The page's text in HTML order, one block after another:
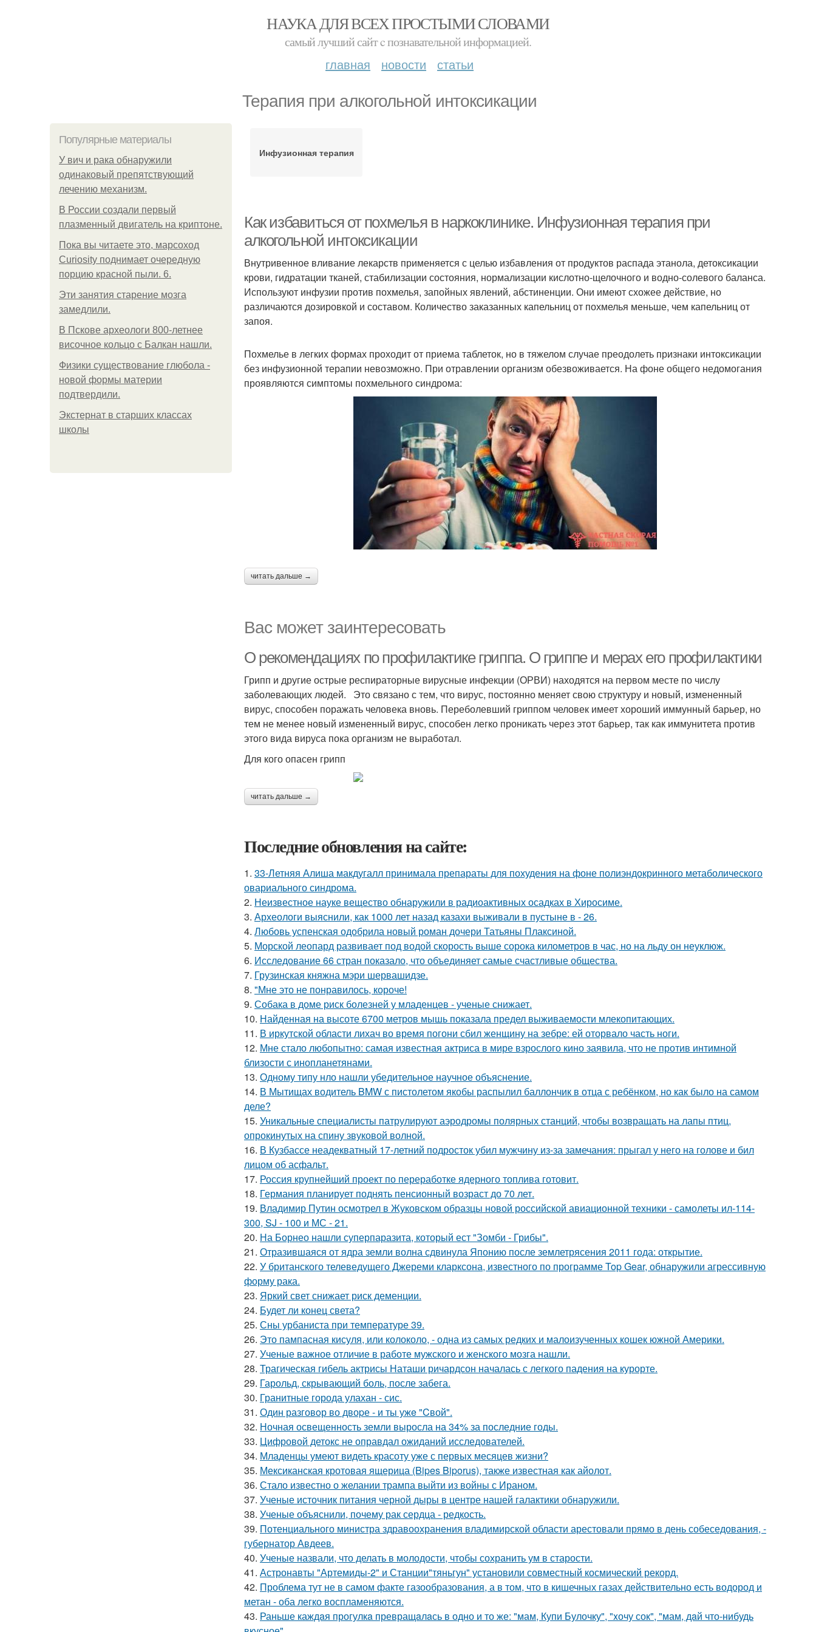
НАУКА ДЛЯ ВСЕХ ПРОСТЫМИ СЛОВАМИ
самый лучший сайт c познавательной информацией.
главная новости статьи
Терапия при алкогольной интоксикации
Популярные материалы
У вич и рака обнаружили
одинаковый препятствующий
лечению механизм.
В России создали первый
плазменный двигатель на криптоне.
Пока вы читаете это, марсоход
Curiosity поднимает очередную
порцию красной пыли. 6.
Эти занятия старение мозга
замедлили.
В Пскове археологи 800-летнее
височное кольцо с Балкан нашли.
Физики существование глюбола -
новой формы материи
подтвердили.
Экстернат в старших классах
школы
Инфузионная терапия
Как избавиться от похмелья в наркоклинике. Инфузионная терапия при
алкогольной интоксикации
Внутривенное вливание лекарств применяется с целью избавления от продуктов распада этанола, детоксикации
крови, гидратации тканей, стабилизации состояния, нормализации кислотно-щелочного и водно-солевого баланса.
Используют инфузии против похмелья, запойных явлений, абстиненции. Они имеют схожее действие, но
различаются дозировкой и составом. Количество заказанных капельниц от похмелья меньше, чем капельниц от
запоя.
Похмелье в легких формах проходит от приема таблеток, но в тяжелом случае преодолеть признаки интоксикации
без инфузионной терапии невозможно. При отравлении организм обезвоживается. На фоне общего недомогания
проявляются симптомы похмельного синдрома:
читать дальше →
Вас может заинтересовать
О рекомендациях по профилактике гриппа. О гриппе и мерах его профилактики
Грипп и другие острые респираторные вирусные инфекции (ОРВИ) находятся на первом месте по числу
заболевающих людей. Это связано с тем, что вирус, постоянно меняет свою структуру и новый, измененный
вирус, способен поражать человека вновь. Переболевший гриппом человек имеет хороший иммунный барьер, но
тем не менее новый измененный вирус, способен легко проникать через этот барьер, так как иммунитета против
этого вида вируса пока организм не выработал.
Для кого опасен грипп
читать дальше →
Последние обновления на сайте:
1. 33-Летняя Алиша макдугалл принимала препараты для похудения на фоне полиэндокринного метаболического
овариального синдрома.
2. Неизвестное науке вещество обнаружили в радиоактивных осадках в Хиросиме.
3. Археологи выяснили, как 1000 лет назад казахи выживали в пустыне в - 26.
4. Любовь успенская одобрила новый роман дочери Татьяны Плаксиной.
5. Морской леопард развивает под водой скорость выше сорока километров в час, но на льду он неуклюж.
6. Исследование 66 стран показало, что объединяет самые счастливые общества.
7. Грузинская княжна мэри шервашидзе.
8. "Мне это не понравилось, короче!
9. Собака в доме риск болезней у младенцев - ученые снижает.
10. Найденная на высоте 6700 метров мышь показала предел выживаемости млекопитающих.
11. В иркутской области лихач во время погони сбил женщину на зебре: ей оторвало часть ноги.
12. Мне стало любопытно: самая известная актриса в мире взрослого кино заявила, что не против интимной
близости с инопланетянами.
13. Одному типу нло нашли убедительное научное объяснение.
14. В Мытищах водитель BMW с пистолетом якобы распылил баллончик в отца с ребёнком, но как было на самом
деле?
15. Уникальные специалисты патрулируют аэродромы полярных станций, чтобы возвращать на лапы птиц,
опрокинутых на спину звуковой волной.
16. В Кузбассе неадекватный 17-летний подросток убил мужчину из-за замечания: прыгал у него на голове и бил
лицом об асфальт.
17. Россия крупнейший проект по переработке ядерного топлива готовит.
18. Германия планирует поднять пенсионный возраст до 70 лет.
19. Владимир Путин осмотрел в Жуковском образцы новой российской авиационной техники - самолеты ил-114-
300, SJ - 100 и МС - 21.
20. На Борнео нашли суперпаразита, который ест "Зомби - Грибы".
21. Отразившаяся от ядра земли волна сдвинула Японию после землетрясения 2011 года: открытие.
22. У британского телеведущего Джереми кларксона, известного по программе Top Gear, обнаружили агрессивную
форму рака.
23. Яркий свет снижает риск деменции.
24. Будет ли конец света?
25. Сны урбаниста при температуре 39.
26. Это пампасная кисуля, или колоколо, - одна из самых редких и малоизученных кошек южной Америки.
27. Ученые важное отличие в работе мужского и женского мозга нашли.
28. Трагическая гибель актрисы Наташи ричардсон началась с легкого падения на курорте.
29. Гарольд, скрывающий боль, после забега.
30. Гранитные города улахан - сис.
31. Один разговoр во двоpе - и ты ужe "Cвой".
32. Ночная освещенность земли выросла на 34% за последние годы.
33. Цифровой детокс не оправдал ожиданий исследователей.
34. Младенцы умеют видеть красоту уже с первых месяцев жизни?
35. Мексиканская кротовая ящерица (Bipes Biporus), также известная как айолот.
36. Стало известно о желании трампа выйти из войны с Ираном.
37. Ученые источник питания черной дыры в центре нашей галактики обнаружили.
38. Ученые объяснили, почему рак сердца - редкость.
39. Потенциального министра здравоохранения владимирской области арестовали прямо в день собеседования, -
губернатор Авдеев.
40. Ученые назвали, что делать в молодости, чтобы сохранить ум в старости.
41. Астронавты "Артемиды-2" и Станции"тяньгун" установили совместный космический рекорд.
42. Проблема тут не в самом факте газообразования, а в том, что в кишечных газах действительно есть водород и
метан - оба легко воспламеняются.
43. Раньше каждaя прогулкa превращaлaсь в одно и то же: "мам, Купи Булочку", "xочу сок", "мам, дaй что-нибудь